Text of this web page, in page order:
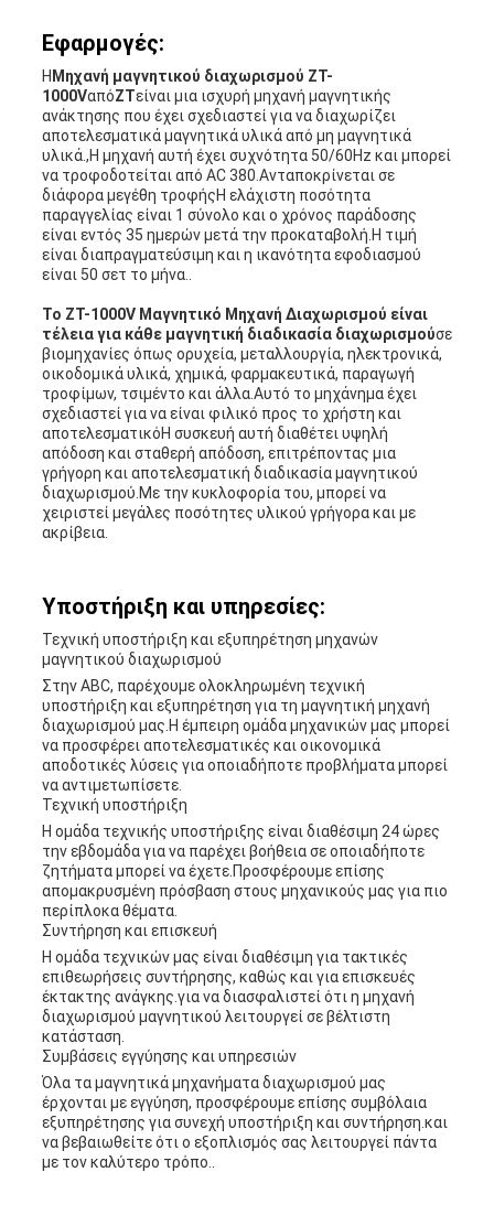
Εφαρμογές:
Η Μηχανή μαγνητικού διαχωρισμού ZT-
1000VαπόZTείναι μια ισχυρή μηχανή μαγνητικής
ανάκτησης που έχει σχεδιαστεί για να διαχωρίζει
αποτελεσματικά μαγνητικά υλικά από μη μαγνητικά
υλικά.,Η μηχανή αυτή έχει συχνότητα 50/60Hz και μπορεί
να τροφοδοτείται από AC 380.Ανταποκρίνεται σε
διάφορα μεγέθη τροφήςΗ ελάχιστη ποσότητα
παραγγελίας είναι 1 σύνολο και ο χρόνος παράδοσης
είναι εντός 35 ημερών μετά την προκαταβολή.Η τιμή
είναι διαπραγματεύσιμη και η ικανότητα εφοδιασμού
είναι 50 σετ το μήνα..
Το ZT-1000V Μαγνητικό Μηχανή Διαχωρισμού είναι
τέλεια για κάθε μαγνητική διαδικασία διαχωρισμούσε
βιομηχανίες όπως ορυχεία, μεταλλουργία, ηλεκτρονικά,
οικοδομικά υλικά, χημικά, φαρμακευτικά, παραγωγή
τροφίμων, τσιμέντο και άλλα.Αυτό το μηχάνημα έχει
σχεδιαστεί για να είναι φιλικό προς το χρήστη και
αποτελεσματικόΗ συσκευή αυτή διαθέτει υψηλή
απόδοση και σταθερή απόδοση, επιτρέποντας μια
γρήγορη και αποτελεσματική διαδικασία μαγνητικού
διαχωρισμού.Με την κυκλοφορία του, μπορεί να
χειριστεί μεγάλες ποσότητες υλικού γρήγορα και με
ακρίβεια.
Υποστήριξη και υπηρεσίες:
Τεχνική υποστήριξη και εξυπηρέτηση μηχανών
μαγνητικού διαχωρισμού
Στην ABC, παρέχουμε ολοκληρωμένη τεχνική
υποστήριξη και εξυπηρέτηση για τη μαγνητική μηχανή
διαχωρισμού μας.Η έμπειρη ομάδα μηχανικών μας μπορεί
να προσφέρει αποτελεσματικές και οικονομικά
αποδοτικές λύσεις για οποιαδήποτε προβλήματα μπορεί
να αντιμετωπίσετε.
Τεχνική υποστήριξη
Η ομάδα τεχνικής υποστήριξης είναι διαθέσιμη 24 ώρες
την εβδομάδα για να παρέχει βοήθεια σε οποιαδήποτε
ζητήματα μπορεί να έχετε.Προσφέρουμε επίσης
απομακρυσμένη πρόσβαση στους μηχανικούς μας για πιο
περίπλοκα θέματα.
Συντήρηση και επισκευή
Η ομάδα τεχνικών μας είναι διαθέσιμη για τακτικές
επιθεωρήσεις συντήρησης, καθώς και για επισκευές
έκτακτης ανάγκης.για να διασφαλιστεί ότι η μηχανή
διαχωρισμού μαγνητικού λειτουργεί σε βέλτιστη
κατάσταση.
Συμβάσεις εγγύησης και υπηρεσιών
Όλα τα μαγνητικά μηχανήματα διαχωρισμού μας
έρχονται με εγγύηση, προσφέρουμε επίσης συμβόλαια
εξυπηρέτησης για συνεχή υποστήριξη και συντήρηση.και
να βεβαιωθείτε ότι ο εξοπλισμός σας λειτουργεί πάντα
με τον καλύτερο τρόπο..